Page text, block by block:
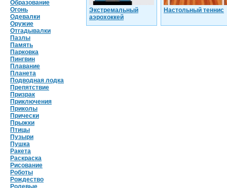
Образование
Огонь
Одевалки
Оружие
Отгадывалки
Пазлы
Память
Парковка
Пингвин
Плавание
Планета
Подводная лодка
Препятствие
Призрак
Приключения
Приколы
Прически
Прыжки
Птицы
Пузыри
Пушка
Ракета
Раскраска
Рисование
Роботы
Рождество
Ролевые
Экстремальный
аэрохоккей
Настольный теннис